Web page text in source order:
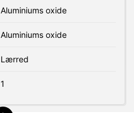
Aluminiums oxide
Aluminiums oxide
Lærred
1